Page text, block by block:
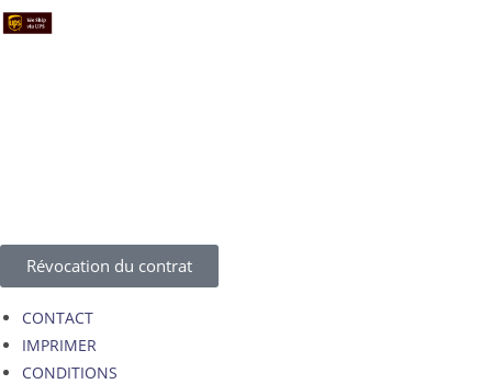
Révocation du contrat
CONTACT
IMPRIMER
CONDITIONS